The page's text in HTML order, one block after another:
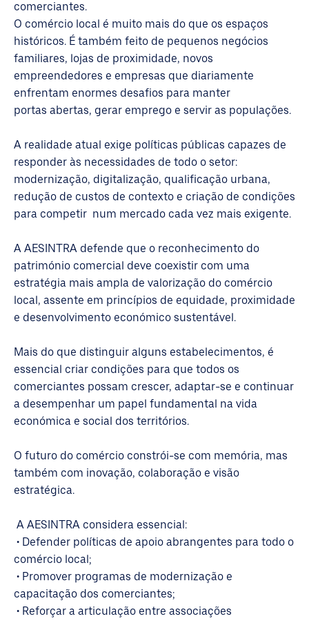
comerciantes.
O comércio local é muito mais do que os espaços
históricos. É também feito de pequenos negócios
familiares, lojas de proximidade, novos
empreendedores e empresas que diariamente
enfrentam enormes desafios para manter
portas abertas, gerar emprego e servir as populações.
A realidade atual exige políticas públicas capazes de
responder às necessidades de todo o setor:
modernização, digitalização, qualificação urbana,
redução de custos de contexto e criação de condições
para competir num mercado cada vez mais exigente.
A AESINTRA defende que o reconhecimento do
património comercial deve coexistir com uma
estratégia mais ampla de valorização do comércio
local, assente em princípios de equidade, proximidade
e desenvolvimento económico sustentável.
Mais do que distinguir alguns estabelecimentos, é
essencial criar condições para que todos os
comerciantes possam crescer, adaptar-se e continuar
a desempenhar um papel fundamental na vida
económica e social dos territórios.
O futuro do comércio constrói-se com memória, mas
também com inovação, colaboração e visão
estratégica.
A AESINTRA considera essencial:
• Defender políticas de apoio abrangentes para todo o
comércio local;
• Promover programas de modernização e
capacitação dos comerciantes;
• Reforçar a articulação entre associações